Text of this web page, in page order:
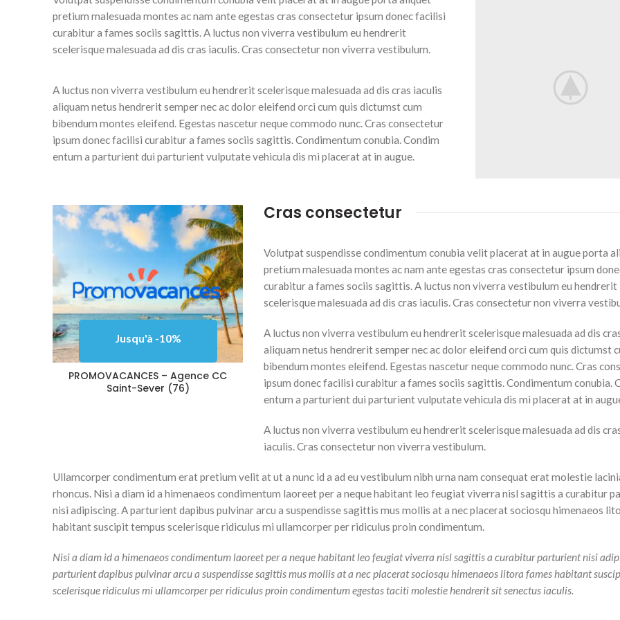
pretium malesuada montes ac nam ante egestas cras consectetur ipsum donec facilisi
curabitur a fames sociis sagittis. A luctus non viverra vestibulum eu hendrerit
scelerisque malesuada ad dis cras iaculis. Cras consectetur non viverra vestibulum.
A luctus non viverra vestibulum eu hendrerit scelerisque malesuada ad dis cras iaculis
aliquam netus hendrerit semper nec ac dolor eleifend orci cum quis dictumst cum
bibendum montes eleifend. Egestas nascetur neque commodo nunc. Cras consectetur
ipsum donec facilisi curabitur a fames sociis sagittis. Condimentum conubia. Condim
entum a parturient dui parturient vulputate vehicula dis mi placerat at in augue.
Jusqu'à -10%
PROMOVACANCES – Agence CC
Saint-Sever (76)
Cras consectetur
Volutpat suspendisse condimentum conubia velit placerat at in augue porta
pretium malesuada montes ac nam ante egestas cras consectetur ipsum
curabitur a fames sociis sagittis. A luctus non viverra vestibulum eu hendrerit
scelerisque malesuada ad dis cras iaculis. Cras consectetur non viverra
A luctus non viverra vestibulum eu hendrerit scelerisque malesuada ad dis
aliquam netus hendrerit semper nec ac dolor eleifend orci cum quis dictumst
bibendum montes eleifend. Egestas nascetur neque commodo nunc. Cras
ipsum donec facilisi curabitur a fames sociis sagittis. Condimentum conubia.
entum a parturient dui parturient vulputate vehicula dis mi placerat at in
A luctus non viverra vestibulum eu hendrerit scelerisque malesuada ad dis
iaculis. Cras consectetur non viverra vestibulum.
Ullamcorper condimentum erat pretium velit at ut a nunc id a ad eu vestibulum nibh urna nam consequat erat molestie
rhoncus. Nisi a diam id a himenaeos condimentum laoreet per a neque habitant leo feugiat viverra nisl sagittis a curabitur
nisi adipiscing. A parturient dapibus pulvinar arcu a suspendisse sagittis mus mollis at a nec placerat sociosqu himenaeos
habitant suscipit tempus scelerisque ridiculus mi ullamcorper per ridiculus proin condimentum.
Nisi a diam id a himenaeos condimentum laoreet per a neque habitant leo feugiat viverra nisl sagittis a curabitur parturient nisi
parturient dapibus pulvinar arcu a suspendisse sagittis mus mollis at a nec placerat sociosqu himenaeos litora fames habitant
scelerisque ridiculus mi ullamcorper per ridiculus proin condimentum egestas taciti molestie hendrerit sit senectus iaculis.